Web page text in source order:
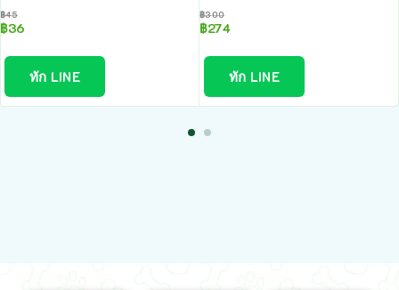
฿45
฿36
ทัก LINE
฿300
฿274
ทัก LINE